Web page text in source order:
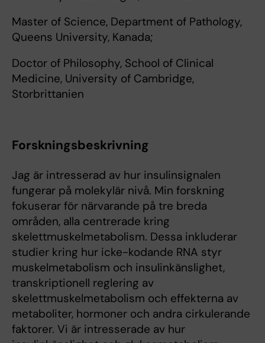
Master of Science, Department of Pathology,
Queens University, Kanada;
Doctor of Philosophy, School of Clinical
Medicine, University of Cambridge,
Storbrittanien
Forskningsbeskrivning
Jag är intresserad av hur insulinsignalen
fungerar på molekylär nivå. Min forskning
fokuserar för närvarande på tre breda
områden, alla centrerade kring
skelettmuskelmetabolism. Dessa inkluderar
studier kring hur icke-kodande RNA styr
muskelmetabolism och insulinkänslighet,
transkriptionell reglering av
skelettmuskelmetabolism och effekterna av
metaboliter, hormoner och andra cirkulerande
faktorer. Vi är intresserade av hur